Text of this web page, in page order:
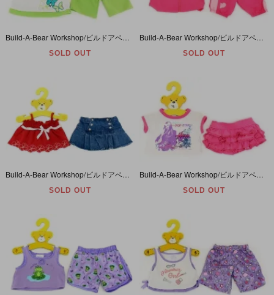
Build-A-Bear Workshop/ビルドアベアワークショップ・ぬいぐるみ・Clothing・コスチューム・着せ替え・洋服/衣装・Limited Too・グリーン
SOLD OUT SOLD OUT
Build-A-Bear Workshop/ビルドアベアワークショップ・ぬいぐるみ・Clothing・コスチューム・着せ替え・洋服/衣装・Red Camisole/赤いキャミソール
SOLD OUT SOLD OUT